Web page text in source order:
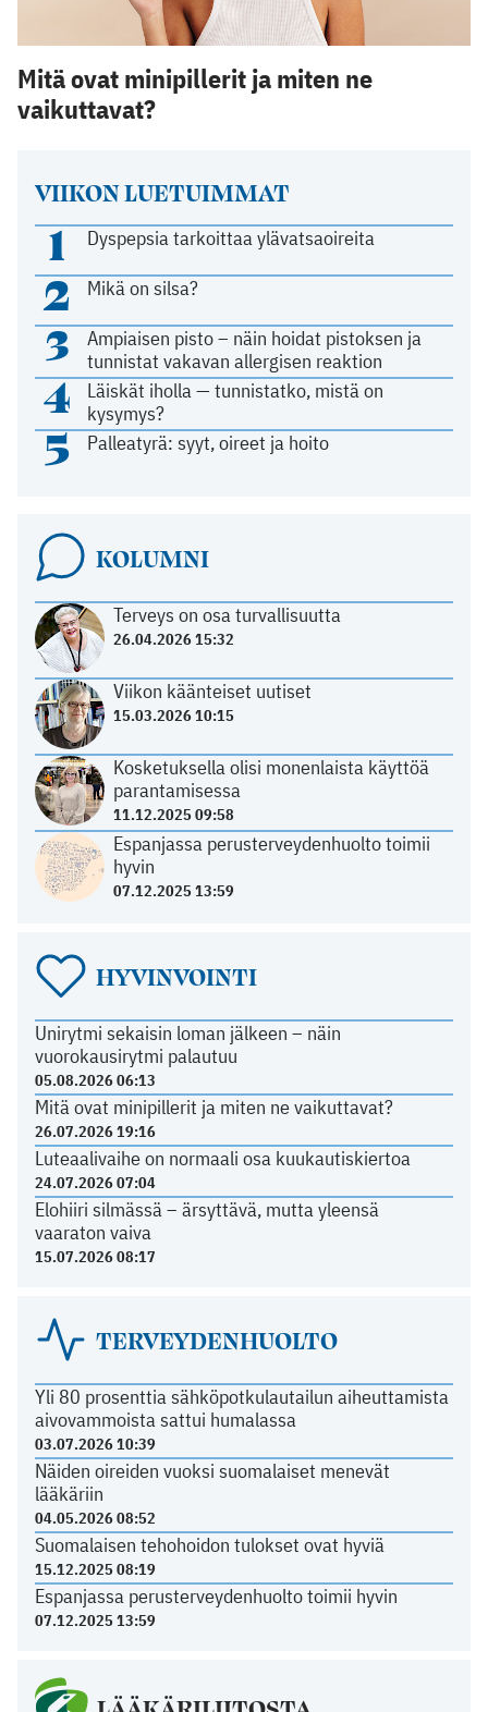
VIIKON LUETUIMMAT
1 Dyspepsia tarkoittaa ylävatsaoireita
2 Mikä on silsa?
3
Ampiaisen pisto – näin hoidat pistoksen ja
tunnistat vakavan allergisen reaktion
4
Läiskät iholla — tunnistatko, mistä on
kysymys?
5 Palleatyrä: syyt, oireet ja hoito
KOLUMNI
Terveys on osa turvallisuutta
26.04.2026 15:32
Viikon käänteiset uutiset
15.03.2026 10:15
Kosketuksella olisi monenlaista käyttöä
parantamisessa
11.12.2025 09:58
Espanjassa perusterveydenhuolto toimii
hyvin
07.12.2025 13:59
HYVINVOINTI
Unirytmi sekaisin loman jälkeen – näin
vuorokausirytmi palautuu
05.08.2026 06:13
Mitä ovat minipillerit ja miten ne vaikuttavat?
26.07.2026 19:16
Luteaalivaihe on normaali osa kuukautiskiertoa
24.07.2026 07:04
Elohiiri silmässä – ärsyttävä, mutta yleensä
vaaraton vaiva
15.07.2026 08:17
TERVEYDENHUOLTO
Yli 80 prosenttia sähköpotkulautailun aiheuttamista
aivovammoista sattui humalassa
03.07.2026 10:39
Näiden oireiden vuoksi suomalaiset menevät
lääkäriin
04.05.2026 08:52
Suomalaisen tehohoidon tulokset ovat hyviä
15.12.2025 08:19
Espanjassa perusterveydenhuolto toimii hyvin
07.12.2025 13:59
Mitä ovat minipillerit ja miten ne
vaikuttavat?